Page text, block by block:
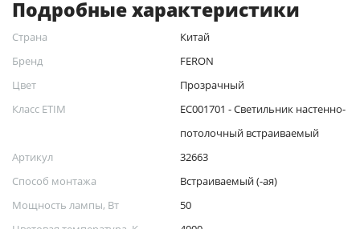
Подробные характеристики
Страна
Китай
Бренд
FERON
Цвет
Прозрачный
Класс ETIM
EC001701 - Светильник настенно-
потолочный встраиваемый
Артикул
32663
Способ монтажа
Встраиваемый (-ая)
Мощность лампы, Вт
50